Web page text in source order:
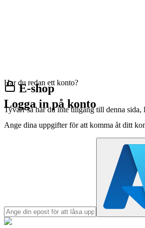
E-shop
Tyvärr så har du inte tillgång till denna sida,
Har du redan ett konto?
Logga in på konto
Ange dina uppgifter för att komma åt ditt